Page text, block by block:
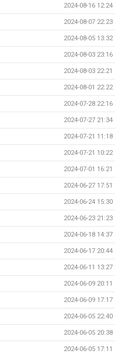
2024-08-16 12:24
2024-08-07 22:23
2024-08-05 13:32
2024-08-03 23:16
2024-08-03 22:21
2024-08-01 22:22
2024-07-28 22:16
2024-07-27 21:34
2024-07-21 11:18
2024-07-21 10:22
2024-07-01 16:21
2024-06-27 17:51
2024-06-24 15:30
2024-06-23 21:23
2024-06-18 14:37
2024-06-17 20:44
2024-06-11 13:27
2024-06-09 20:11
2024-06-09 17:17
2024-06-05 22:40
2024-06-05 20:38
2024-06-05 17:11